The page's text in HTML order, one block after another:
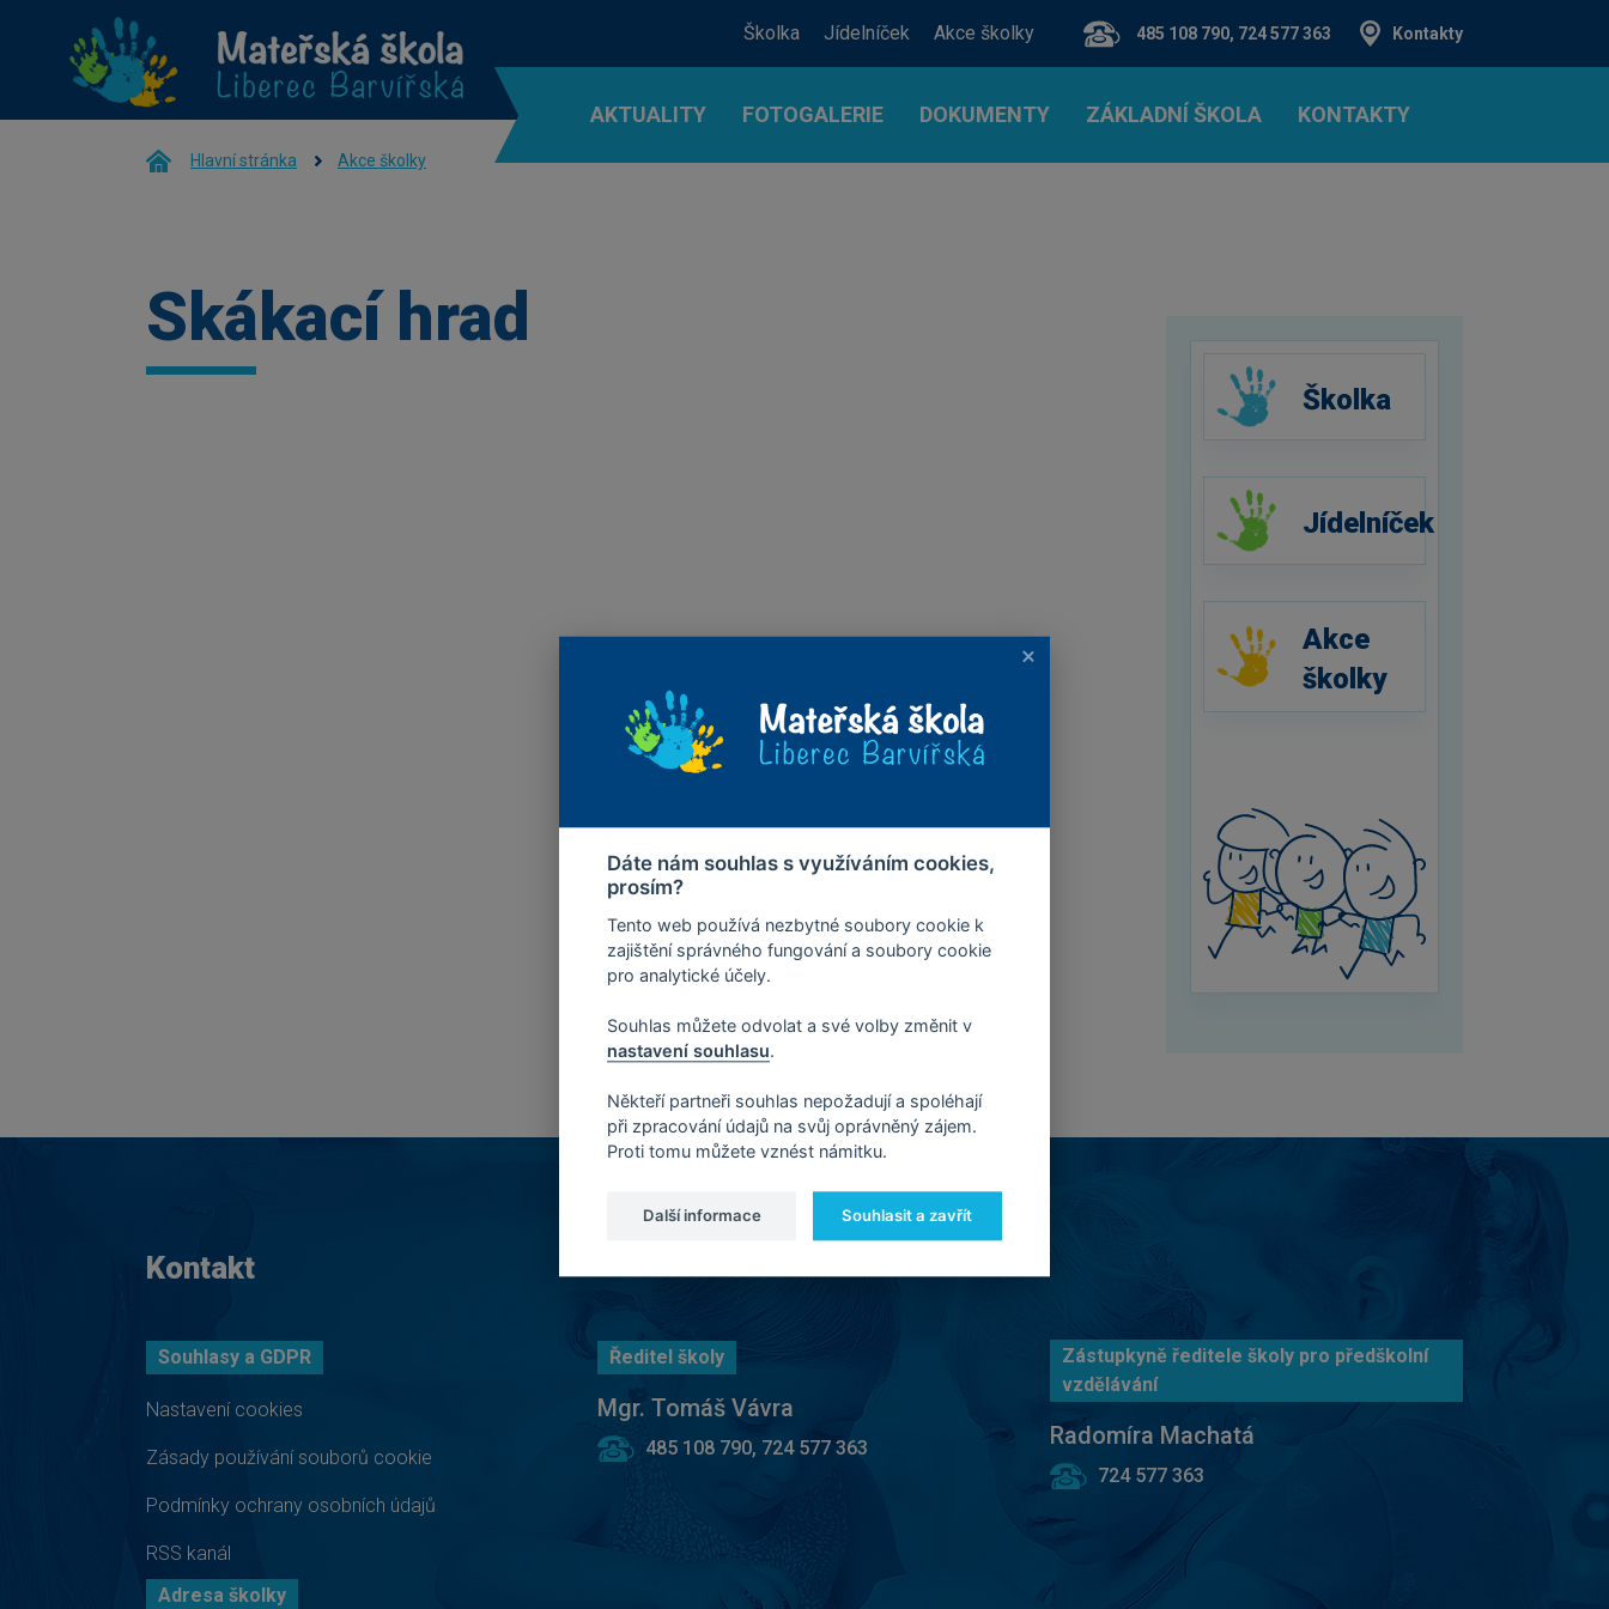
Školka Jídelníček Akce školky 485 108 790, 724 577 363 Kontakty
AKTUALITY FOTOGALERIE DOKUMENTY ZÁKLADNÍ ŠKOLA KONTAKTY
Hlavní stránka Akce školky
Skákací hrad
Školka
Jídelníček
Akce
školky
Kontakt
Souhlasy a GDPR
Nastavení cookies
Zásady používání souborů cookie
Podmínky ochrany osobních údajů
RSS kanál
Ředitel školy
Mgr. Tomáš Vávra
485 108 790, 724 577 363
Zástupkyně ředitele školy pro předškolní
vzdělávání
Radomíra Machatá
724 577 363
Adresa školky
Dáte nám souhlas s využíváním cookies,
prosím?
Tento web používá nezbytné soubory cookie k
zajištění správného fungování a soubory cookie
pro analytické účely.
Souhlas můžete odvolat a své volby změnit v
nastavení souhlasu.
Někteří partneři souhlas nepožadují a spoléhají
při zpracování údajů na svůj oprávněný zájem.
Proti tomu můžete vznést námitku.
Další informace Souhlasit a zavřít